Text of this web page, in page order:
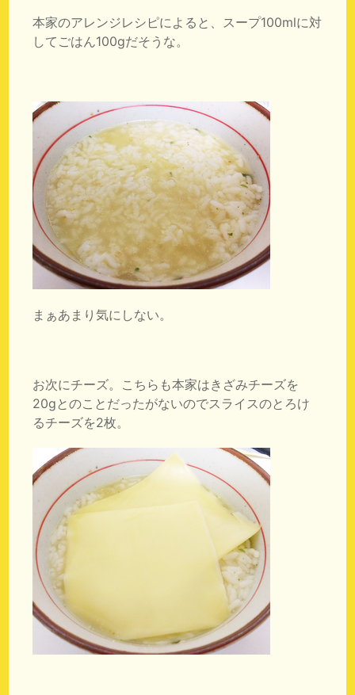
本家のアレンジレシピによると、スープ100mlに対
してごはん100gだそうな。
まぁあまり気にしない。
お次にチーズ。こちらも本家はきざみチーズを
20gとのことだったがないのでスライスのとろけ
るチーズを2枚。